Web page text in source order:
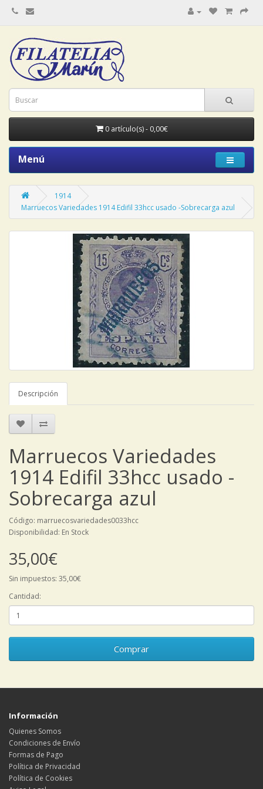
0 artículo(s) - 0,00€
Menú
1914
Marruecos Variedades 1914 Edifil 33hcc usado -Sobrecarga azul
Descripción
Marruecos Variedades
1914 Edifil 33hcc usado -
Sobrecarga azul
Código: marruecosvariedades0033hcc
Disponibilidad: En Stock
35,00€
Sin impuestos: 35,00€
Cantidad:
Comprar
Información
Quienes Somos
Condiciones de Envío
Formas de Pago
Política de Privacidad
Política de Cookies